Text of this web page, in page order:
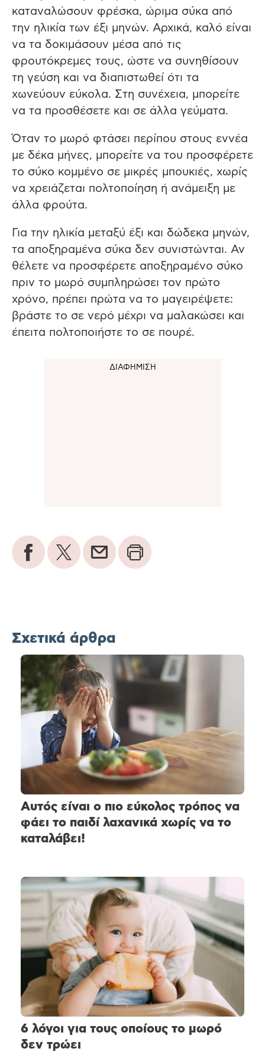
καταναλώσουν φρέσκα, ώριμα σύκα από
την ηλικία των έξι μηνών. Αρχικά, καλό είναι
να τα δοκιμάσουν μέσα από τις
φρουτόκρεμες τους, ώστε να συνηθίσουν
τη γεύση και να διαπιστωθεί ότι τα
χωνεύουν εύκολα. Στη συνέχεια, μπορείτε
να τα προσθέσετε και σε άλλα γεύματα.
Όταν το μωρό φτάσει περίπου στους εννέα
με δέκα μήνες, μπορείτε να του προσφέρετε
το σύκο κομμένο σε μικρές μπουκιές, χωρίς
να χρειάζεται πολτοποίηση ή ανάμειξη με
άλλα φρούτα.
Για την ηλικία μεταξύ έξι και δώδεκα μηνών,
τα αποξηραμένα σύκα δεν συνιστώνται. Αν
θέλετε να προσφέρετε αποξηραμένο σύκο
πριν το μωρό συμπληρώσει τον πρώτο
χρόνο, πρέπει πρώτα να το μαγειρέψετε:
βράστε το σε νερό μέχρι να μαλακώσει και
έπειτα πολτοποιήστε το σε πουρέ.
Σχετικά άρθρα
Αυτός είναι ο πιο εύκολος τρόπος να
φάει το παιδί λαχανικά χωρίς να το
καταλάβει!
6 λόγοι για τους οποίους το μωρό
δεν τρώει